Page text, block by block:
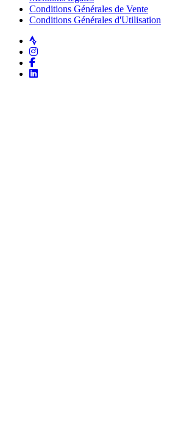
Conditions Générales de Vente
Conditions Générales d'Utilisation
Strava
Instagram
Facebook
LinkedIn